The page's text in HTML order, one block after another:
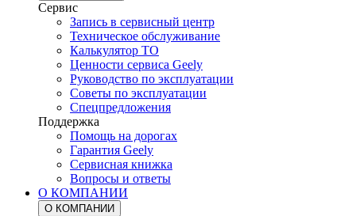
Сервис
Запись в сервисный центр
Техническое обслуживание
Калькулятор ТО
Ценности сервиса Geely
Руководство по эксплуатации
Советы по эксплуатации
Спецпредложения
Поддержка
Помощь на дорогах
Гарантия Geely
Сервисная книжка
Вопросы и ответы
О КОМПАНИИ
О КОМПАНИИ